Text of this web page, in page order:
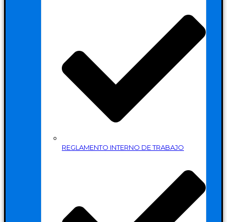
REGLAMENTO INTERNO DE TRABAJO